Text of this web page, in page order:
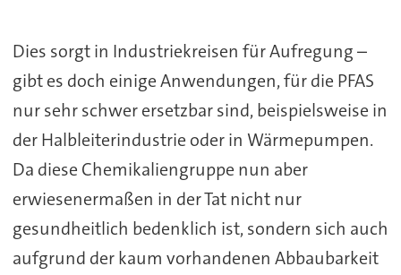
Dies sorgt in Industriekreisen für Aufregung –
gibt es doch einige Anwendungen, für die PFAS
nur sehr schwer ersetzbar sind, beispielsweise in
der Halbleiterindustrie oder in Wärmepumpen.
Da diese Chemikaliengruppe nun aber
erwiesenermaßen in der Tat nicht nur
gesundheitlich bedenklich ist, sondern sich auch
aufgrund der kaum vorhandenen Abbaubarkeit